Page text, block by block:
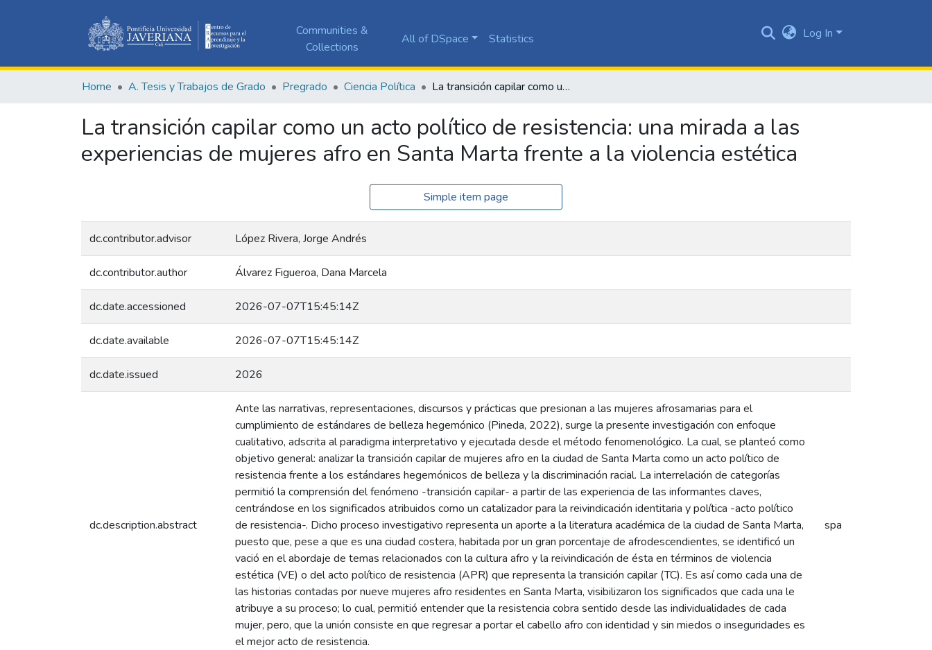
Communities &
Collections
All of DSpace Statistics Log In
Home A. Tesis y Trabajos de Grado Pregrado Ciencia Política La transición capilar como un acto político de resistencia: una mirada a las experiencias de mujeres afro en Santa Marta frente a la violencia estética
La transición capilar como un acto político de resistencia: una mirada a las
experiencias de mujeres afro en Santa Marta frente a la violencia estética
Simple item page
dc.contributor.advisor López Rivera, Jorge Andrés
dc.contributor.author Álvarez Figueroa, Dana Marcela
dc.date.accessioned 2026-07-07T15:45:14Z
dc.date.available 2026-07-07T15:45:14Z
dc.date.issued 2026
dc.description.abstract
Ante las narrativas, representaciones, discursos y prácticas que presionan a las mujeres afrosamarias para el
cumplimiento de estándares de belleza hegemónico (Pineda, 2022), surge la presente investigación con enfoque
cualitativo, adscrita al paradigma interpretativo y ejecutada desde el método fenomenológico. La cual, se planteó como
objetivo general: analizar la transición capilar de mujeres afro en la ciudad de Santa Marta como un acto político de
resistencia frente a los estándares hegemónicos de belleza y la discriminación racial. La interrelación de categorías
permitió la comprensión del fenómeno -transición capilar- a partir de las experiencia de las informantes claves,
centrándose en los significados atribuidos como un catalizador para la reivindicación identitaria y política -acto político
de resistencia-. Dicho proceso investigativo representa un aporte a la literatura académica de la ciudad de Santa Marta,
puesto que, pese a que es una ciudad costera, habitada por un gran porcentaje de afrodescendientes, se identificó un
vació en el abordaje de temas relacionados con la cultura afro y la reivindicación de ésta en términos de violencia
estética (VE) o del acto político de resistencia (APR) que representa la transición capilar (TC). Es así como cada una de
las historias contadas por nueve mujeres afro residentes en Santa Marta, visibilizaron los significados que cada una le
atribuye a su proceso; lo cual, permitió entender que la resistencia cobra sentido desde las individualidades de cada
mujer, pero, que la unión consiste en que regresar a portar el cabello afro con identidad y sin miedos o inseguridades es
el mejor acto de resistencia.
spa